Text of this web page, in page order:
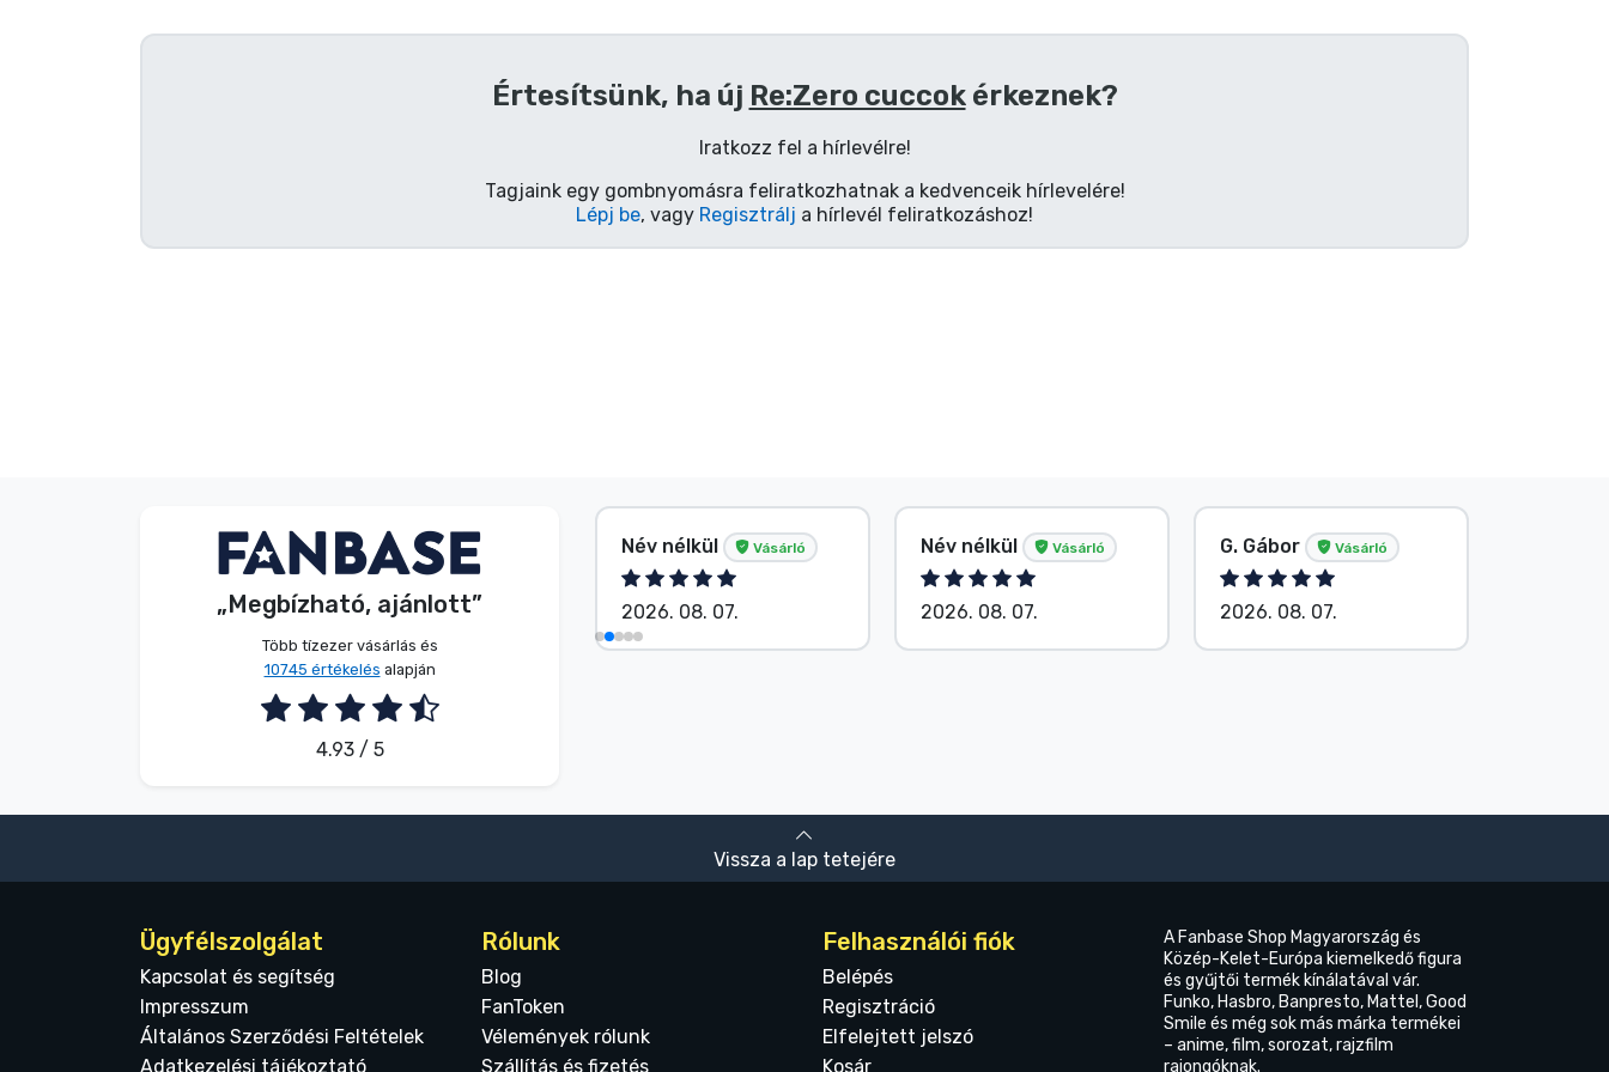
Értesítsünk, ha új Re:Zero cuccokérkeznek?
Iratkozz fel a hírlevélre!
Tagjaink egy gombnyomásra feliratkozhatnak a kedvenceik hírlevelére!
Lépj be, vagy Regisztrálj a hírlevél feliratkozáshoz!
„Megbízható, ajánlott”
Több tízezer vásárlás és
10745 értékelés alapján
4.93 / 5
Név nélkül Vásárló
2026. 08. 08.
Név nélkül Vásárló
2026. 08. 07.
Név nélkül Vásárló
2026. 08. 07.
G. Gábor Vásárló
2026. 08. 07.
Vissza a lap tetejére
Ügyfélszolgálat
Kapcsolat és segítség
Impresszum
Általános Szerződési Feltételek
Adatkezelési tájékoztató
Rólunk
Blog
FanToken
Vélemények rólunk
Szállítás és fizetés
Felhasználói fiók
Belépés
Regisztráció
Elfelejtett jelszó
Kosár
A Fanbase Shop Magyarország és
Közép-Kelet-Európa kiemelkedő figura
és gyűjtői termék kínálatával vár.
Funko, Hasbro, Banpresto, Mattel, Good
Smile és még sok más márka termékei
– anime, film, sorozat, rajzfilm
rajongóknak.